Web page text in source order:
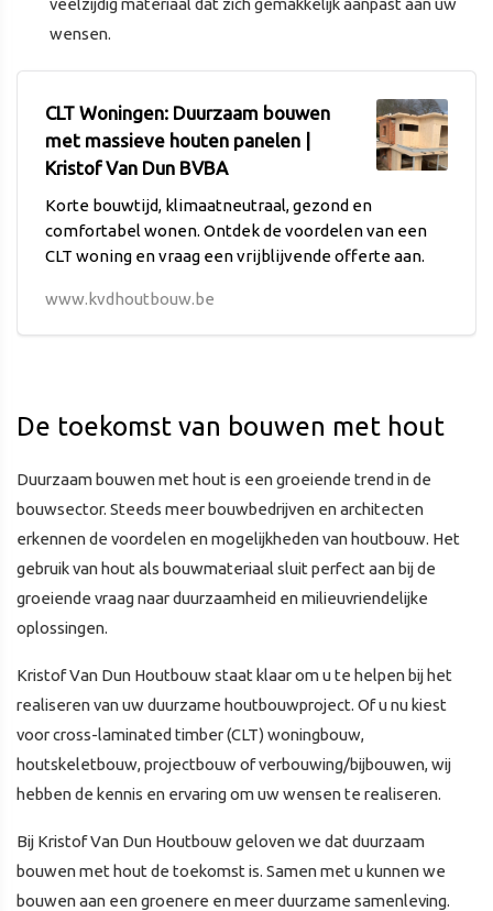
wensen.
CLT Woningen: Duurzaam bouwen
met massieve houten panelen |
Kristof Van Dun BVBA
Korte bouwtijd, klimaatneutraal, gezond en
comfortabel wonen. Ontdek de voordelen van een
CLT woning en vraag een vrijblijvende offerte aan.
www.kvdhoutbouw.be
De toekomst van bouwen met hout
Duurzaam bouwen met hout is een groeiende trend in de
bouwsector. Steeds meer bouwbedrijven en architecten
erkennen de voordelen en mogelijkheden van houtbouw. Het
gebruik van hout als bouwmateriaal sluit perfect aan bij de
groeiende vraag naar duurzaamheid en milieuvriendelijke
oplossingen.
Kristof Van Dun Houtbouw staat klaar om u te helpen bij het
realiseren van uw duurzame houtbouwproject. Of u nu kiest
voor cross-laminated timber (CLT) woningbouw,
houtskeletbouw, projectbouw of verbouwing/bijbouwen, wij
hebben de kennis en ervaring om uw wensen te realiseren.
Bij Kristof Van Dun Houtbouw geloven we dat duurzaam
bouwen met hout de toekomst is. Samen met u kunnen we
bouwen aan een groenere en meer duurzame samenleving.